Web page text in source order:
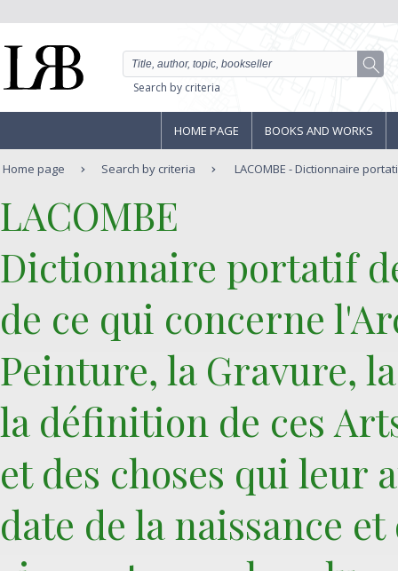
Search by criteria
HOME PAGE BOOKS AND WORKS
Home page Search by criteria LACOMBE - Dictionnaire
‎LACOMBE‎
‎Dictionnaire portatif
de ce qui concerne
Peinture, la Gravure,
la définition de ces
et des choses qui leur
date de la naissance